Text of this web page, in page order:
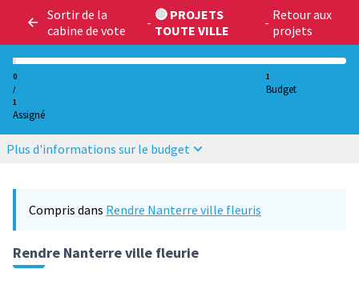
Sortir de la
cabine de vote
- 🔴 PROJETS
TOUTE VILLE
- Retour aux
projets
0
/
1
Assigné
1
Budget
Plus d'informations sur le budget
Compris dans Rendre Nanterre ville fleuris
Rendre Nanterre ville fleurie